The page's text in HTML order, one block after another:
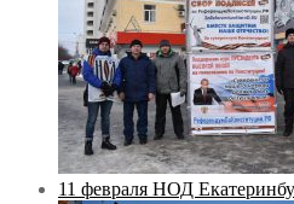
11 февраля НОД